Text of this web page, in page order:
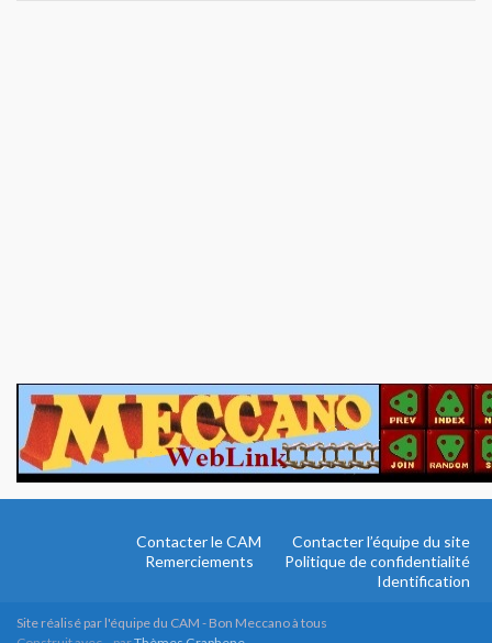
Contacter le CAM
Contacter l’équipe du site
Remerciements
Politique de confidentialité
Identification
Site réalisé par l'équipe du CAM - Bon Meccano à tous